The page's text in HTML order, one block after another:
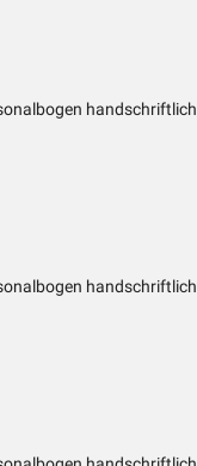
handschriftlich
handschriftlich